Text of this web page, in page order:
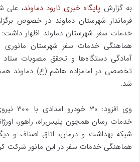
به گزارش پایگاه خبری تارود دماوند، علی
فرماندار شهرستان دماوند در خصوص
خدمات سفر شهرستان دماوند اظهار
هماهنگی خدمات سفر شهرستان
آمادگی دستگاه‌ها و تحقق مصوبات ستاد
تخصصی در امامزاده هاشم (ع) دماوند
شد.
وی افزود:
شبکه بهداشت و درمان، اتاق اصناف و
هماهنگی خدمات سفر در این مانور شرکت